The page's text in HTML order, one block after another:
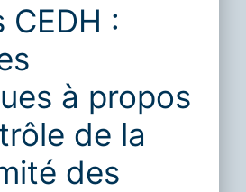
CEDH :
à propos
de la
des